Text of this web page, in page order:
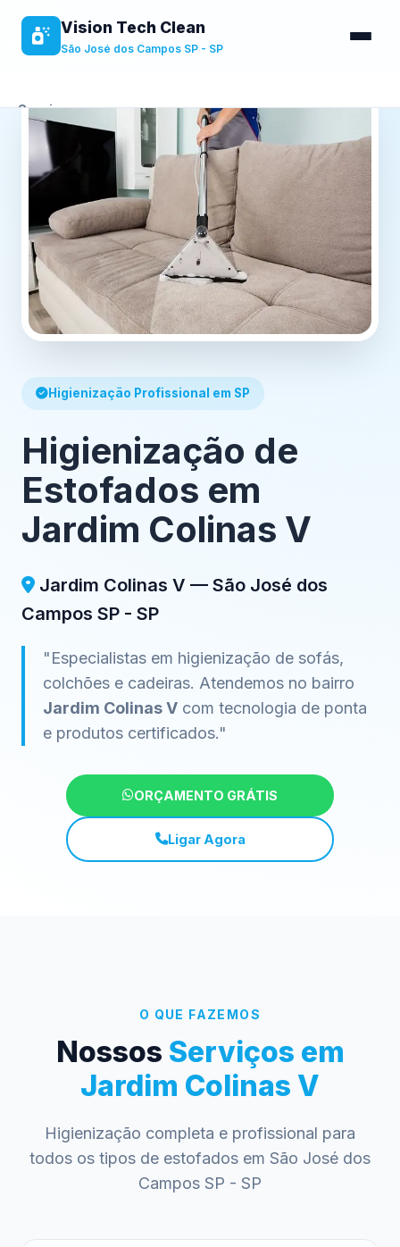
Vision Tech Clean
São José dos Campos SP - SP
Serviços
Sobre
Benefícios
Contato
Higienização Profissional em SP
Higienização de
Estofados em
Jardim Colinas V
Jardim Colinas V — São José dos
Campos SP - SP
"Especialistas em higienização de sofás,
colchões e cadeiras. Atendemos no bairro
Jardim Colinas V com tecnologia de ponta
e produtos certificados."
ORÇAMENTO GRÁTIS
Ligar Agora
O QUE FAZEMOS
Nossos Serviços em
Jardim Colinas V
Higienização completa e profissional para
todos os tipos de estofados em São José dos
Campos SP - SP